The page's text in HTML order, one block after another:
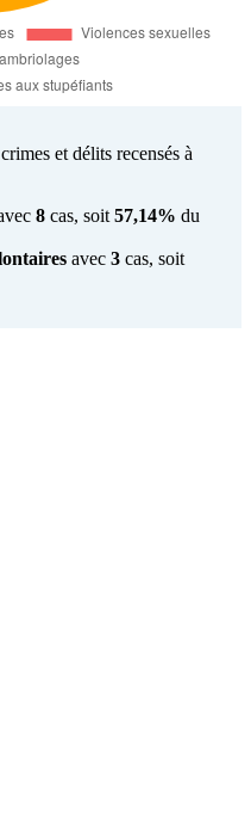
et délits recensés à
8 cas, soit 57,14% du
avec 3 cas, soit